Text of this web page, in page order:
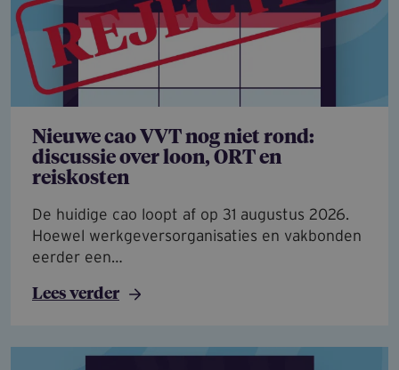
Nieuwe cao VVT nog niet rond:
discussie over loon, ORT en
reiskosten
De huidige cao loopt af op 31 augustus 2026.
Hoewel werkgeversorganisaties en vakbonden
eerder een…
Lees verder